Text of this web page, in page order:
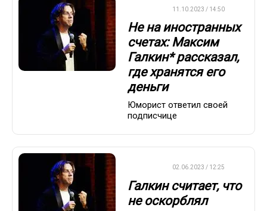
11.10.2023 / 14:50
Не на иностранных
счетах: Максим
Галкин* рассказал,
где хранятся его
деньги
Юморист ответил своей
подписчице
02.06.2023 / 12:25
Галкин считает, что
не оскорблял